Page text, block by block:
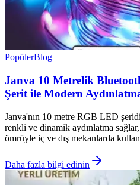
PopülerBlog
Janva 10 Metrelik
Şerit ile Modern
Janva'nın 10 metre RGB LED
renkli ve dinamik aydınlatma
ömrüyle iç ve dış mekanlarda
Daha fazla bilgi edinin